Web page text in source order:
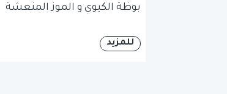
بوظة الكيوي و الموز المنعشة
للمزيد